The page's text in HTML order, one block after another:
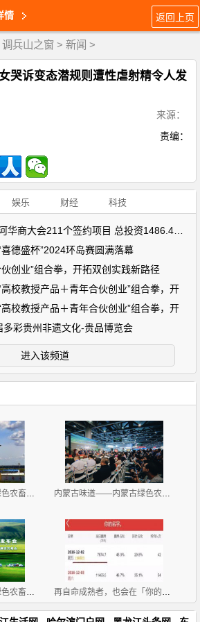
情 返回上页
调兵山之窗 > 新闻 >
哭诉变态潜规则遭性虐射精令人发
来源：
责编：
娱乐 财经 科技
德盛杯”2024环岛赛圆满落幕
创业”组合拳，开拓双创实践新路径
校教授产品＋青年合伙创业”组合拳，开
校教授产品＋青年合伙创业”组合拳，开
彩贵州非遗文化-贵品博览会
进入该频道
”11月2-4 内蒙古味道——内蒙古绿色农畜产品展览交易会 广州开
易会”新闻 再自命成熟者，也会在「你的名字。」前完败